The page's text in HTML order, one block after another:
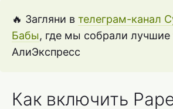
🔥 Загляни в телеграм-канал
Бабы, где мы собрали лучшие
АлиЭкспресс
Как включить